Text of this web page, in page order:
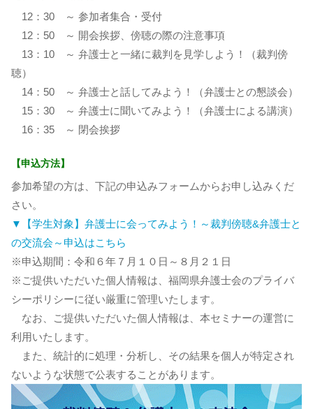
12：30 ～ 参加者集合・受付
12：50 ～ 開会挨拶、傍聴の際の注意事項
13：10 ～ 弁護士と一緒に裁判を見学しよう！（裁判傍
聴）
14：50 ～ 弁護士と話してみよう！（弁護士との懇談会）
15：30 ～ 弁護士に聞いてみよう！（弁護士による講演）
16：35 ～ 閉会挨拶
【申込方法】
参加希望の方は、下記の申込みフォームからお申し込みくだ
さい。
▼【学生対象】弁護士に会ってみよう！～裁判傍聴&弁護士と
の交流会～申込はこちら
※申込期間：令和６年７月１０日～８月２１日
※ご提供いただいた個人情報は、福岡県弁護士会のプライバ
シーポリシーに従い厳重に管理いたします。
なお、ご提供いただいた個人情報は、本セミナーの運営に
利用いたします。
また、統計的に処理・分析し、その結果を個人が特定され
ないような状態で公表することがあります。